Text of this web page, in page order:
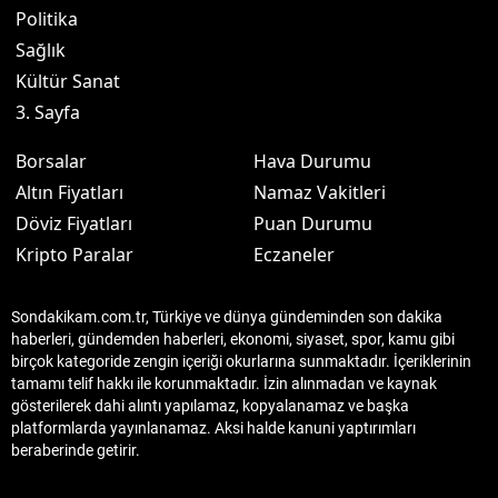
Politika
Sağlık
Kültür Sanat
3. Sayfa
Borsalar
Altın Fiyatları
Döviz Fiyatları
Kripto Paralar
Hava Durumu
Namaz Vakitleri
Puan Durumu
Eczaneler
Sondakikam.com.tr, Türkiye ve dünya gündeminden son dakika
haberleri, gündemden haberleri, ekonomi, siyaset, spor, kamu gibi
birçok kategoride zengin içeriği okurlarına sunmaktadır. İçeriklerinin
tamamı telif hakkı ile korunmaktadır. İzin alınmadan ve kaynak
gösterilerek dahi alıntı yapılamaz, kopyalanamaz ve başka
platformlarda yayınlanamaz. Aksi halde kanuni yaptırımları
beraberinde getirir.